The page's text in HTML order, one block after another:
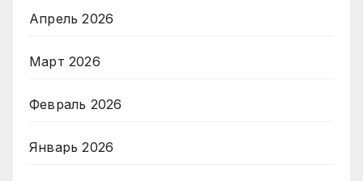
Апрель 2026
Март 2026
Февраль 2026
Январь 2026